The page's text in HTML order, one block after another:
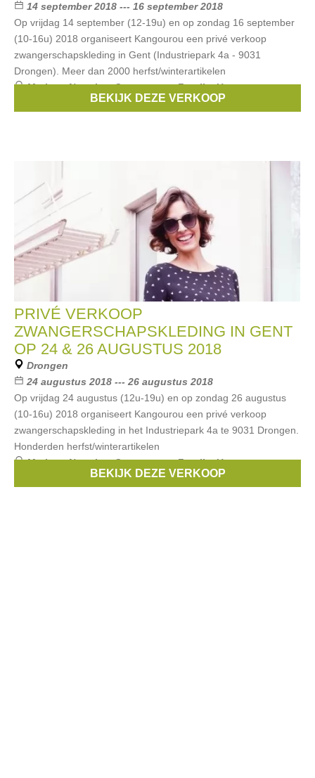
14 september 2018 --- 16 september 2018
Op vrijdag 14 september (12-19u) en op zondag 16 september
(10-16u) 2018 organiseert Kangourou een privé verkoop
zwangerschapskleding in Gent (Industriepark 4a - 9031
Drongen). Meer dan 2000 herfst/winterartikelen
Merken:Noppies,Queen mum,Fragile,Un ventre pour
Esprit Maternity, ...
BEKIJK DEZE VERKOOP
PRIVÉ VERKOOP
ZWANGERSCHAPSKLEDING IN GENT
OP 24 & 26 AUGUSTUS 2018
Drongen
24 augustus 2018 --- 26 augustus 2018
Op vrijdag 24 augustus (12u-19u) en op zondag 26 augustus
(10-16u) 2018 organiseert Kangourou een privé verkoop
zwangerschapskleding in het Industriepark 4a te 9031 Drongen.
Honderden herfst/winterartikelen
Merken:Noppies,Queen mum,Fragile,Un ventre pour
Esprit Maternity, ...
BEKIJK DEZE VERKOOP